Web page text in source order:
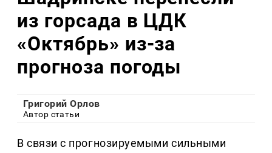
из горсада в ЦДК
«Октябрь» из-за
прогноза погоды
Григорий Орлов
Автор статьи
В связи с прогнозируемыми сильными